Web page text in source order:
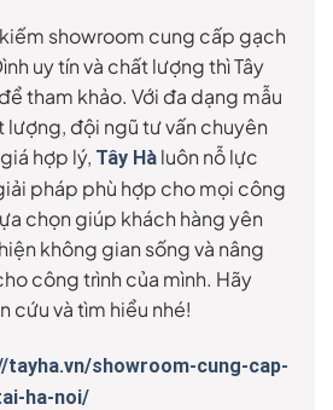
showroom cung cấp gạch
uy tín và chất lượng thì Tây
tham khảo. Với đa dạng mẫu
lượng, đội ngũ tư vấn chuyên
hợp lý, Tây Hà luôn nỗ lực
pháp phù hợp cho mọi công
chọn giúp khách hàng yên
không gian sống và nâng
công trình của mình. Hãy
cứu và tìm hiểu nhé!
tayha.vn/showroom-cung-cap-
ha-noi/